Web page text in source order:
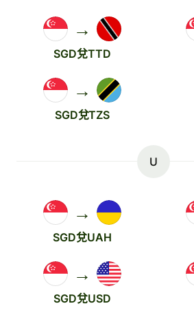
→
SGD兌TTD
→
SGD兌TZS
U
→
SGD兌UAH
→
SGD兌USD